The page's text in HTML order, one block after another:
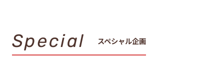
Special スペシャル企画